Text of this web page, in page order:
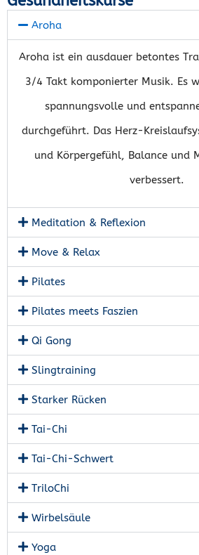
Aroha
Aroha ist ein ausdauer betontes
3/4 Takt komponierter Musik. Es
spannungsvolle und
durchgeführt. Das Herz-
und Körpergefühl, Balance und
verbessert.
Meditation & Reflexion
Move & Relax
Pilates
Pilates meets Faszien
Qi Gong
Slingtraining
Starker Rücken
Tai-Chi
Tai-Chi-Schwert
TriloChi
Wirbelsäule
Yoga